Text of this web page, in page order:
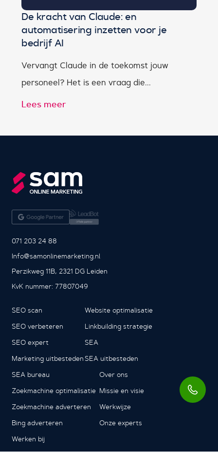
De kracht van Claude: en
automatisering inzetten voor je
bedrijf AI
Vervangt Claude in de toekomst jouw
personeel? Het is een vraag die...
Lees meer
071 203 24 88
Info@samonlinemarketing.nl
Perzikweg 11B, 2321 DG Leiden
KvK nummer: 77807049
SEO scan
SEO verbeteren
SEO expert
Marketing uitbesteden
Website optimalisatie
Linkbuilding strategie
SEA
SEA uitbesteden
SEA bureau
Zoekmachine optimalisatie
Zoekmachine adverteren
Bing adverteren
Over ons
Missie en visie
Werkwijze
Onze experts
Werken bij